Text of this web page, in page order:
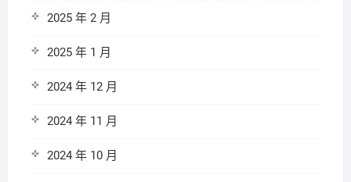
2025 年 2 月
2025 年 1 月
2024 年 12 月
2024 年 11 月
2024 年 10 月